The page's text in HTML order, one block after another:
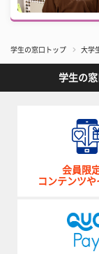
学生の窓口トップ 大学
学生の
会員限
コンテンツや